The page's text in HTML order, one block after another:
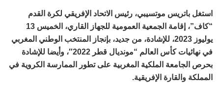
استغل باتريس موتسيبي، رئيس الاتحاد الإفريقي لكرة القدم
“كاف”، إقامة الجمعية العمومية للجهاز القاري، الخميس 13
يوليوز 2023، للإشادة، من جديد، بإنجاز المنتخب الوطني المغربي
في نهائيات كأس العالم “مونديال قطر 2022″، وأيضا للإشادة
بحرص الجامعة الملكية المغربية على تطور الممارسة الكروية في
المملكة والقارة الإفريقية.